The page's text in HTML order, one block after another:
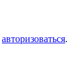
авторизоваться.